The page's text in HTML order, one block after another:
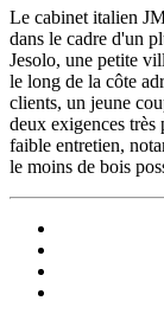
Le cabinet italien
dans le cadre d'un
Jesolo, une petite
le long de la côte
clients, un jeune
deux exigences très
faible entretien,
le moins de bois